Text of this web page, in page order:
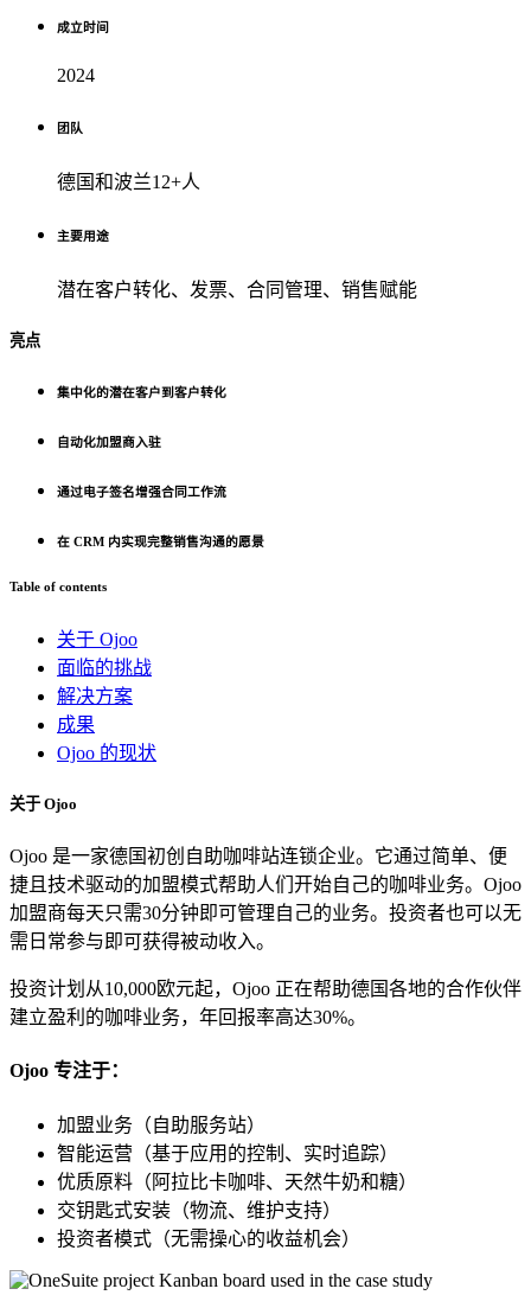
成立时间
2024
团队
德国和波兰12+人
主要用途
潜在客户转化、发票、合同管理、销售赋能
亮点
集中化的潜在客户到客户转化
自动化加盟商入驻
通过电子签名增强合同工作流
在 CRM 内实现完整销售沟通的愿景
Table of contents
关于 Ojoo
面临的挑战
解决方案
成果
Ojoo 的现状
关于 Ojoo
Ojoo 是一家德国初创自助咖啡站连锁企业。它通过简单、便
捷且技术驱动的加盟模式帮助人们开始自己的咖啡业务。Ojoo
加盟商每天只需30分钟即可管理自己的业务。投资者也可以无
需日常参与即可获得被动收入。
投资计划从10,000欧元起，Ojoo 正在帮助德国各地的合作伙伴
建立盈利的咖啡业务，年回报率高达30%。
Ojoo 专注于：
加盟业务（自助服务站）
智能运营（基于应用的控制、实时追踪）
优质原料（阿拉比卡咖啡、天然牛奶和糖）
交钥匙式安装（物流、维护支持）
投资者模式（无需操心的收益机会）